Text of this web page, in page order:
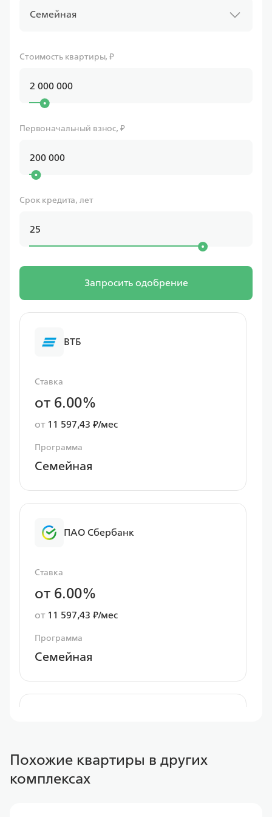
Семейная
Стоимость квартиры, ₽
Первоначальный взнос, ₽
Срок кредита, лет
Запросить одобрение
ВТБ
Ставка
от 6.00%
от11 597,43 ₽/мес
Программа
Семейная
ПАО Сбербанк
Ставка
от 6.00%
от11 597,43 ₽/мес
Программа
Семейная
Ставка
от 6.00%
Похожие квартиры в других
комплексах